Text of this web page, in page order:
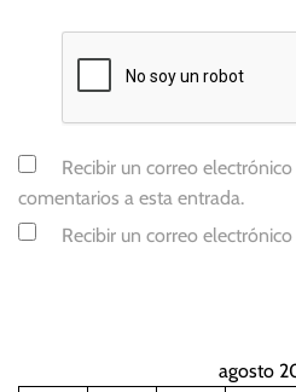
Recibir un correo
comentarios a esta entrada.
Recibir un correo
agosto